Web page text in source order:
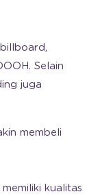
Selain
juga
membeli
kualitas